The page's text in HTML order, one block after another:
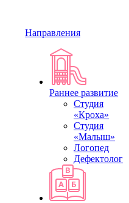
Направления
Раннее развитие
Студия
«Кроха»
Студия
«Малыш»
Логопед
Дефектолог